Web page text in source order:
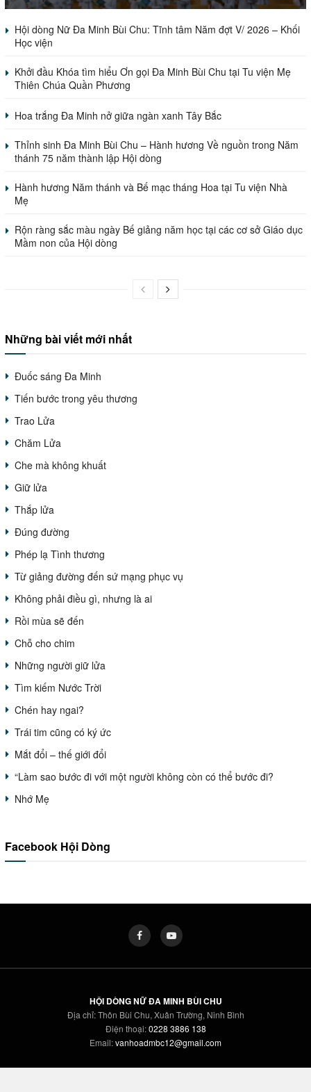
Hội dòng Nữ Đa Minh Bùi Chu: Tĩnh tâm Năm đợt V/ 2026 – Khối
Học viện
Khởi đầu Khóa tìm hiểu Ơn gọi Đa Minh Bùi Chu tại Tu viện Mẹ
Thiên Chúa Quần Phương
Hoa trắng Đa Minh nở giữa ngàn xanh Tây Bắc
Thỉnh sinh Đa Minh Bùi Chu – Hành hương Về nguồn trong Năm
thánh 75 năm thành lập Hội dòng
Hành hương Năm thánh và Bế mạc tháng Hoa tại Tu viện Nhà
Mẹ
Rộn ràng sắc màu ngày Bế giảng năm học tại các cơ sở Giáo dục
Mầm non của Hội dòng
Những bài viết mới nhất
Đuốc sáng Đa Minh
Tiến bước trong yêu thương
Trao Lửa
Chăm Lửa
Che mà không khuất
Giữ lửa
Thắp lửa
Đúng đường
Phép lạ Tình thương
Từ giảng đường đến sứ mạng phục vụ
Không phải điều gì, nhưng là ai
Rồi mùa sẽ đến
Chỗ cho chim
Những người giữ lửa
Tìm kiếm Nước Trời
Chén hay ngai?
Trái tim cũng có ký ức
Mắt đổi – thế giới đổi
“Làm sao bước đi với một người không còn có thể bước đi?
Nhớ Mẹ
Facebook Hội Dòng
HỘI DÒNG NỮ ĐA MINH BÙI CHU
Địa chỉ: Thôn Bùi Chu, Xuân Trường, Ninh Bình
Điện thoại:0228 3886 138
Email:vanhoadmbc12@gmail.com